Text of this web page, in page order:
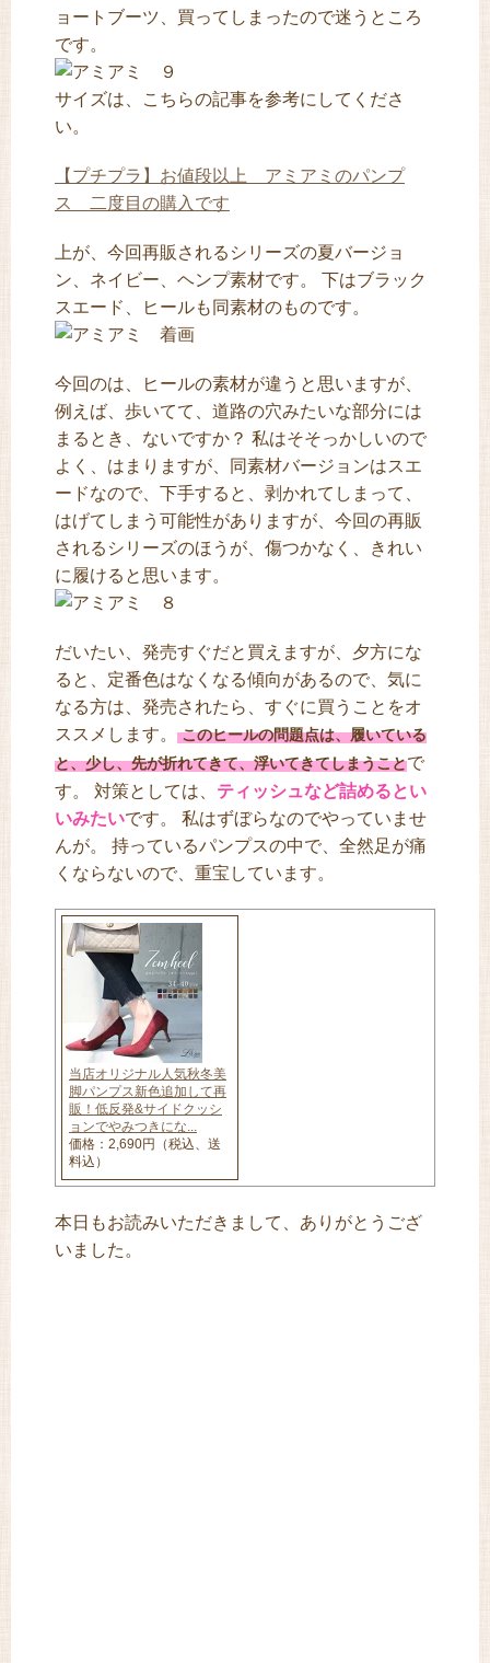
ョートブーツ、買ってしまったので迷うところ
です。
サイズは、こちらの記事を参考にしてくださ
い。
【プチプラ】お値段以上 アミアミのパンプ
ス 二度目の購入です
上が、今回再販されるシリーズの夏バージョ
ン、ネイビー、ヘンプ素材です。 下はブラック
スエード、ヒールも同素材のものです。
今回のは、ヒールの素材が違うと思いますが、
例えば、歩いてて、道路の穴みたいな部分には
まるとき、ないですか？ 私はそそっかしいので
よく、はまりますが、同素材バージョンはスエ
ードなので、下手すると、剥かれてしまって、
はげてしまう可能性がありますが、今回の再販
されるシリーズのほうが、傷つかなく、きれい
に履けると思います。
だいたい、発売すぐだと買えますが、夕方にな
ると、定番色はなくなる傾向があるので、気に
なる方は、発売されたら、すぐに買うことをオ
ススメします。 このヒールの問題点は、履いている
と、少し、先が折れてきて、浮いてきてしまうことで
す。 対策としては、 ティッシュなど詰めるとい
いみたいです。 私はずぼらなのでやっていませ
んが。 持っているパンプスの中で、全然足が痛
くならないので、重宝しています。
当店オリジナル人気秋冬美
脚パンプス新色追加して再
販！低反発&サイドクッシ
ョンでやみつきにな...
価格：2,690円（税込、送
料込）
本日もお読みいただきまして、ありがとうござ
いました。